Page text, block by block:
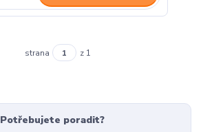
strana z 1
Potřebujete poradit?